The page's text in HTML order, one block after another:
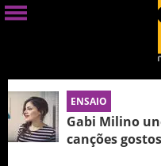
ENSAIO
Gabi Milino
canções